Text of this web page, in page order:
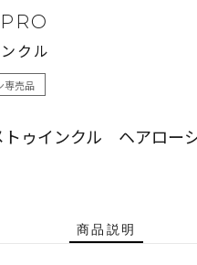
クル
専売品
ゥインクル ヘアロー
商品説明